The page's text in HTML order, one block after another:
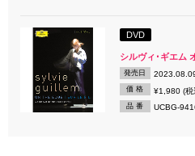
DVD
シルヴィ･ギエム
発売日
価 格 ¥1,980 (税
品 番 UCBG-